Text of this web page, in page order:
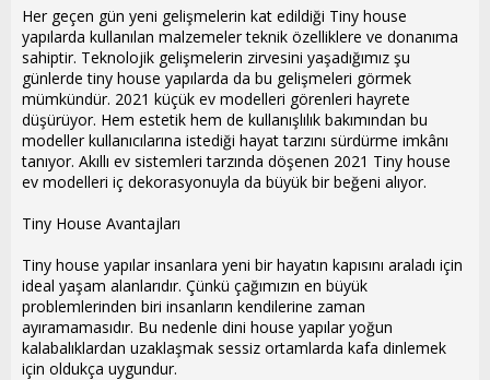
Her geçen gün yeni gelişmelerin kat edildiği Tiny house
yapılarda kullanılan malzemeler teknik özelliklere ve donanıma
sahiptir. Teknolojik gelişmelerin zirvesini yaşadığımız şu
günlerde tiny house yapılarda da bu gelişmeleri görmek
mümkündür. 2021 küçük ev modelleri görenleri hayrete
düşürüyor. Hem estetik hem de kullanışlılık bakımından bu
modeller kullanıcılarına istediği hayat tarzını sürdürme imkânı
tanıyor. Akıllı ev sistemleri tarzında döşenen 2021 Tiny house
ev modelleri iç dekorasyonuyla da büyük bir beğeni alıyor.
Tiny House Avantajları
Tiny house yapılar insanlara yeni bir hayatın kapısını araladı için
ideal yaşam alanlarıdır. Çünkü çağımızın en büyük
problemlerinden biri insanların kendilerine zaman
ayıramamasıdır. Bu nedenle dini house yapılar yoğun
kalabalıklardan uzaklaşmak sessiz ortamlarda kafa dinlemek
için oldukça uygundur.